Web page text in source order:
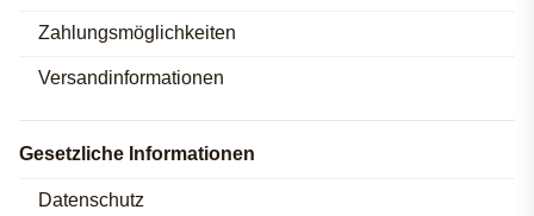
Zahlungsmöglichkeiten
Versandinformationen
Gesetzliche Informationen
Datenschutz